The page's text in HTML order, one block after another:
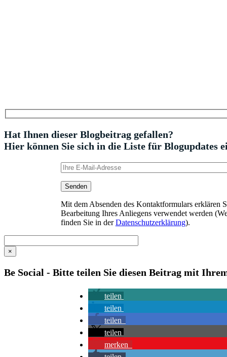
Hat Ihnen dieser Blogbeitrag gefallen?
Hier können Sie sich in die Liste für Blogupdates
Mit dem Absenden des Kontaktformulars erklären
Bearbeitung Ihres Anliegens verwendet werden
finden Sie in derDatenschutzerklärung).
×
Be Social - Bitte teilen Sie diesen Beitrag mit
teilen
teilen
teilen
teilen
merken